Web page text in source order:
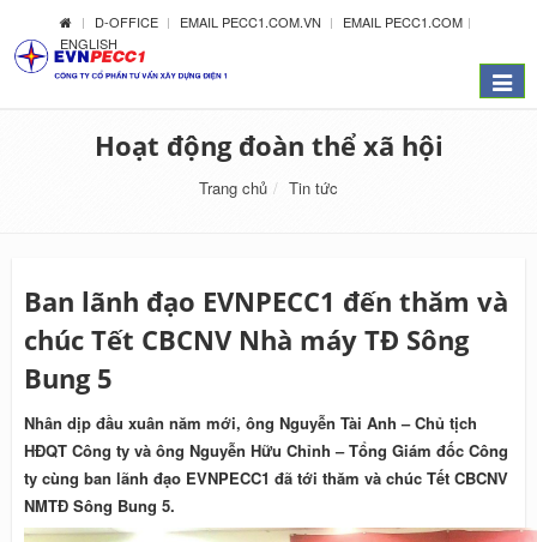
D-OFFICE EMAIL PECC1.COM.VN
EMAIL PECC1.COM
ENGLISH
Menu
Hoạt động đoàn thể xã hội
Trang chủ Tin tức
Ban lãnh đạo EVNPECC1 đến thăm và
chúc Tết CBCNV Nhà máy TĐ Sông
Bung 5
Nhân dịp đầu xuân năm mới, ông Nguyễn Tài Anh – Chủ tịch
HĐQT Công ty và ông Nguyễn Hữu Chỉnh – Tổng Giám đốc Công
ty cùng ban lãnh đạo EVNPECC1 đã tới thăm và chúc Tết CBCNV
NMTĐ Sông Bung 5.